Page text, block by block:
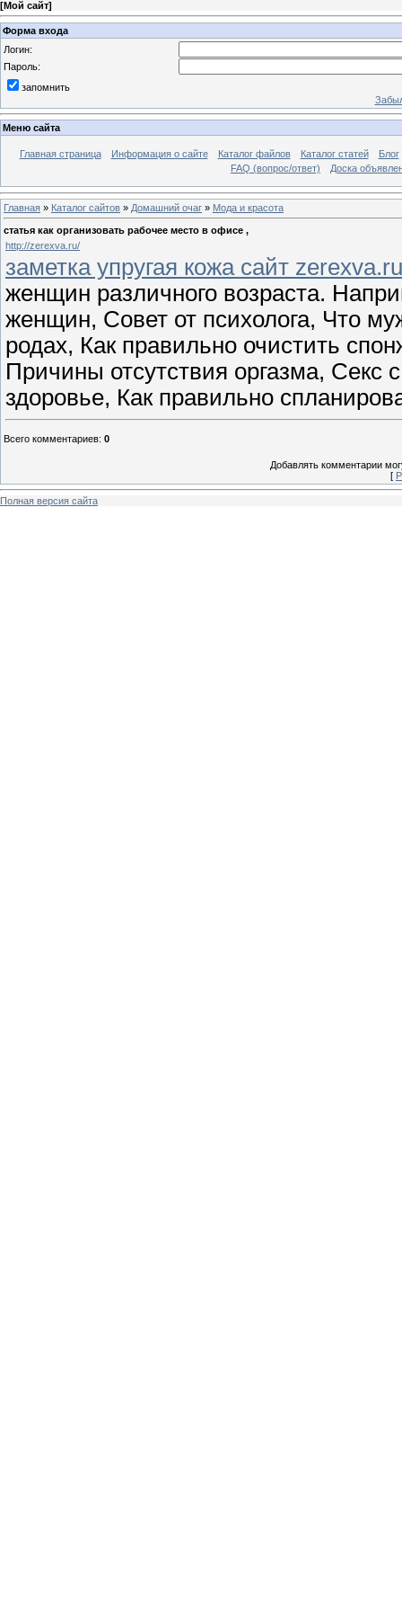
[Мой сайт]
Форма входа
Логин:
Пароль:
запомнить
Меню сайта
Главная страница Информация о сайте Каталог файлов Каталог статей
Блог
FAQ (вопрос/ответ)
Доска
Главная » Каталог сайтов » Домашний очаг » Мода и красота
статья как организовать рабочее место в офисе ,
http://zerexva.ru/
заметка упругая кожа сайт zerexva.ru
женщин различного возраста.
женщин, Совет от психолога, Что
родах, Как правильно очистить
Причины отсутствия оргазма,
здоровье, Как правильно
Всего комментариев: 0
Добавлять комментарии
[
Полная версия сайта